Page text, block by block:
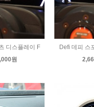
디스플레이 F
원
Defi 데피 스